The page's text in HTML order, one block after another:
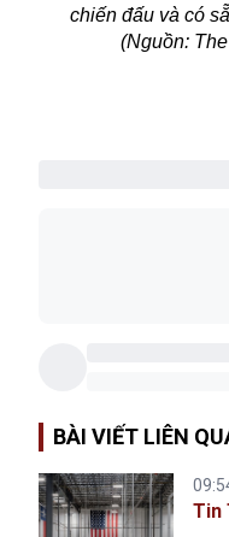
chiến đấu và có
(Nguồn:
BÀI VIẾT LIÊN
Tin